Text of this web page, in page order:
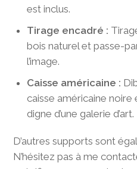
est inclus.
Tirage encadré :
bois naturel et passe-
l’image.
Caisse américaine :
caisse américaine noire
digne d’une galerie d’art.
D’autres supports sont
N’hésitez pas à me